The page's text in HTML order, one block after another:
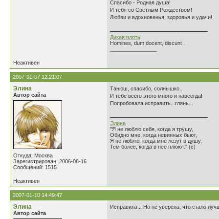
Спасибо - Родная душа!
И тебя со Светлым Рождеством!
Любви и вдохновенья, здоровья и удачи!
Дикая плоть
Homines, dum docent, discunt .
Неактивен
2007-01-07 12:21:07
Элина
Автор сайта
Откуда: Москва
Зарегистрирован: 2006-08-16
Сообщений: 1515
Танюш, спасибо, солнышко...
И тебе всего этого много и навсегда!
Попробовала исправить...глянь...
Элина
"Я не люблю себя, когда я трушу,
Обидно мне, когда невинных бьют,
Я не люблю, когда мне лезут в душу,
Тем более, когда в нее плюют." (с)
Неактивен
2007-01-10 14:49:47
Элина
Автор сайта
Исправила... Но не уверена, что стало